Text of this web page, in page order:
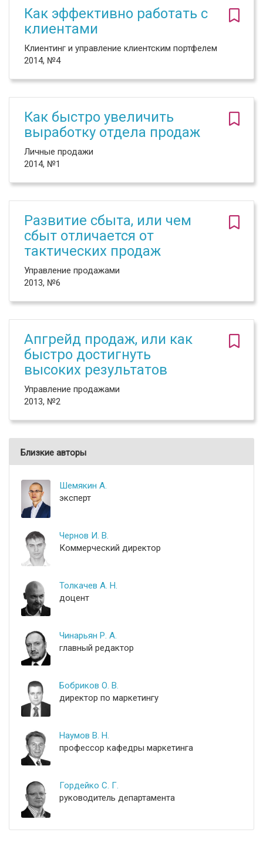
Как эффективно работать с
клиентами
Клиентинг и управление клиентским портфелем
2014, №4
Как быстро увеличить
выработку отдела продаж
Личные продажи
2014, №1
Развитие сбыта, или чем
сбыт отличается от
тактических продаж
Управление продажами
2013, №6
Апгрейд продаж, или как
быстро достигнуть
высоких результатов
Управление продажами
2013, №2
Близкие авторы
Шемякин А.
эксперт
Чернов И. В.
Коммерческий директор
Толкачев А. Н.
доцент
Чинарьян Р. А.
главный редактор
Бобриков О. В.
директор по маркетингу
Наумов В. Н.
профессор кафедры маркетинга
Гордейко С. Г.
руководитель департамента